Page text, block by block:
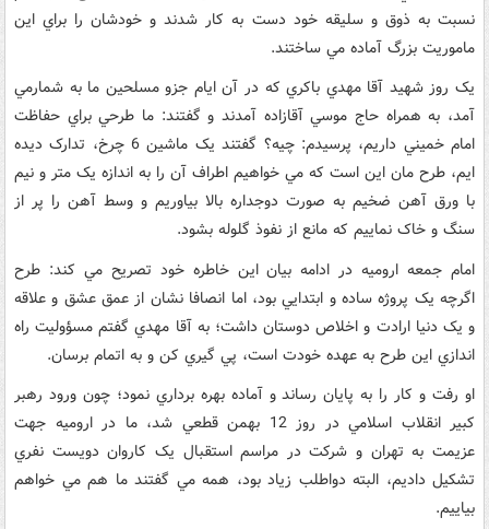
نسبت به ذوق و سليقه خود دست به کار شدند و خودشان را براي اين
ماموريت بزرگ آماده مي ساختند.
يک روز شهيد آقا مهدي باکري که در آن ايام جزو مسلحين ما به شمارمي
آمد، به همراه حاج موسي آقازاده آمدند و گفتند: ما طرحي براي حفاظت
امام خميني داريم، پرسيدم: چيه؟ گفتند يک ماشين 6 چرخ، تدارک ديده
ايم، طرح مان اين است که مي خواهيم اطراف آن را به اندازه يک متر و نيم
با ورق آهن ضخيم به صورت دوجداره بالا بياوريم و وسط آهن را پر از
سنگ و خاک نماييم که مانع از نفوذ گلوله بشود.
امام جمعه اروميه در ادامه بيان اين خاطره خود تصريح مي کند: طرح
اگرچه يک پروژه ساده و ابتدايي بود، اما انصافا نشان از عمق عشق و علاقه
و يک دنيا ارادت و اخلاص دوستان داشت؛ به آقا مهدي گفتم مسؤوليت راه
اندازي اين طرح به عهده خودت است، پي گيري کن و به اتمام برسان.
او رفت و کار را به پايان رساند و آماده بهره برداري نمود؛ چون ورود رهبر
کبير انقلاب اسلامي در روز 12 بهمن قطعي شد، ما در اروميه جهت
عزيمت به تهران و شرکت در مراسم استقبال يک کاروان دويست نفري
تشکيل داديم، البته دواطلب زياد بود، همه مي گفتند ما هم مي خواهم
بياييم.